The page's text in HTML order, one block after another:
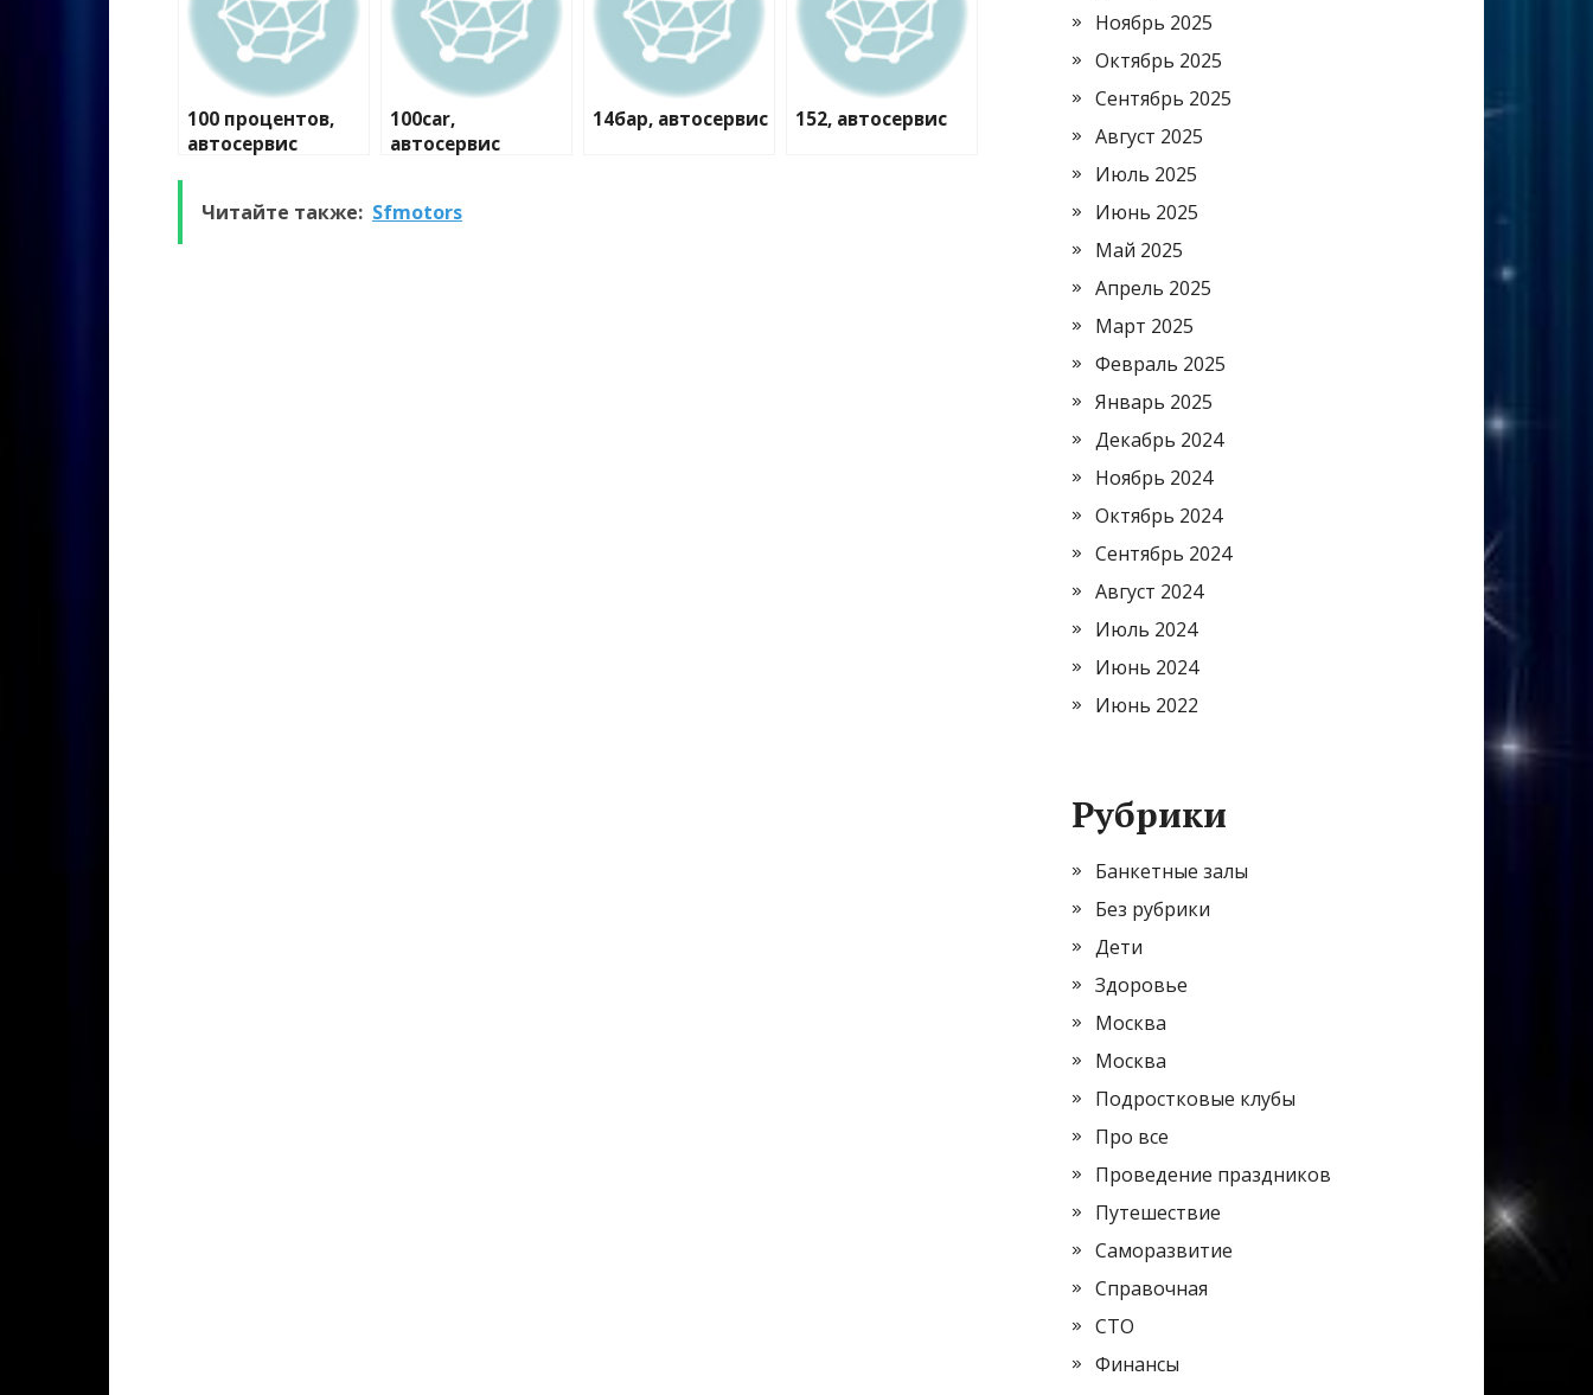
100 процентов,
автосервис
100car,
автосервис
14бар, автосервис 152, автосервис
Читайте также: Sfmotors
Ноябрь 2025
Октябрь 2025
Сентябрь 2025
Август 2025
Июль 2025
Июнь 2025
Май 2025
Апрель 2025
Март 2025
Февраль 2025
Январь 2025
Декабрь 2024
Ноябрь 2024
Октябрь 2024
Сентябрь 2024
Август 2024
Июль 2024
Июнь 2024
Июнь 2022
Рубрики
Банкетные залы
Без рубрики
Дети
Здоровье
Москва
Москва
Подростковые клубы
Про все
Проведение праздников
Путешествие
Саморазвитие
Справочная
СТО
Финансы